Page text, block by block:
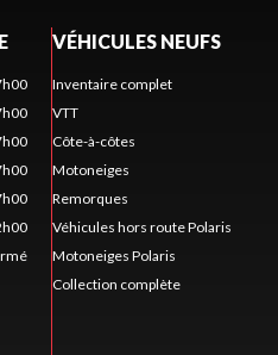
VÉHICULES NEUFS
Inventaire complet
VTT
Côte-à-côtes
Motoneiges
Remorques
Véhicules hors route Polaris
Motoneiges Polaris
Collection complète